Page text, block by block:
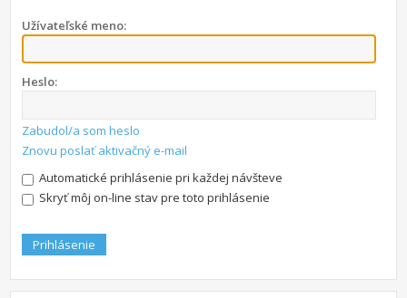
Užívateľské meno:
Heslo:
Zabudol/a som heslo
Znovu poslať aktivačný e-mail
Automatické prihlásenie pri každej návšteve
Skryť môj on-line stav pre toto prihlásenie